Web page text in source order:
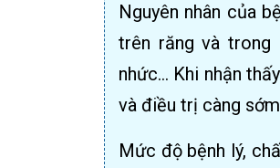
Nguyên nhân của
trên răng và trong
nhức… Khi nhận
và điều trị càng
Mức độ bệnh lý,